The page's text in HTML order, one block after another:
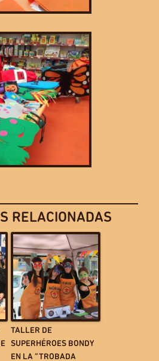
RELACIONADAS
TALLER DE
SUPERHÉROES BONDY
EN LA “TROBADA